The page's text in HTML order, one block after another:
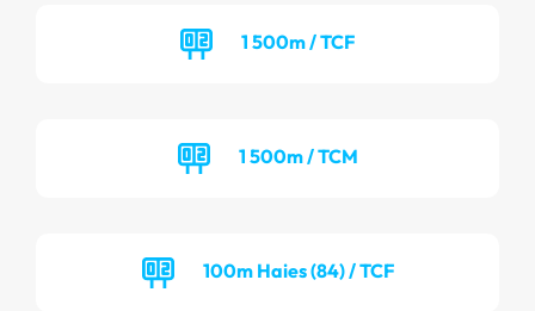
1 500m / TCF
1 500m / TCM
100m Haies (84) / TCF